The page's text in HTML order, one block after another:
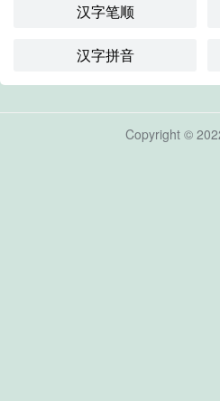
汉字笔顺
汉字拼音
Copyright ©